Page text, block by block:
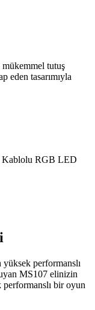
mükemmel tutuş
eden tasarımıyla
Kablolu RGB LED
performanslı
MS107 elinizin
performanslı bir oyun